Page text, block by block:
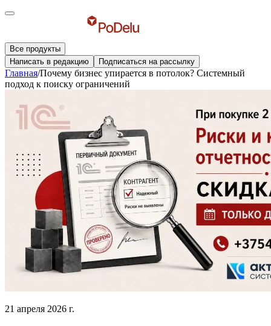
Все продукты
Написать в редакцию
Подписаться на рассылку
Главная/Почему бизнес упирается в потолок? Системный
подход к поиску ограничений
21 апреля 2026 г.